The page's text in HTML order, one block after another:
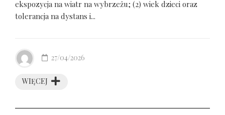
ekspozycja na wiatr na wybrzeżu; (2) wiek dzieci oraz
tolerancja na dystans i...
WIĘCEJ
27/04/2026